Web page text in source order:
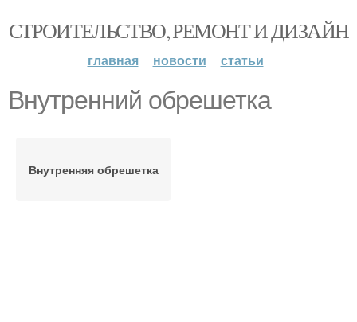
СТРОИТЕЛЬСТВО, РЕМОНТ И ДИЗАЙН
главная новости статьи
Внутренний обрешетка
Внутренняя обрешетка